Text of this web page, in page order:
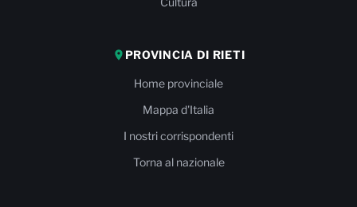
PROVINCIA DI RIETI
Home provinciale
Mappa d'Italia
I nostri corrispondenti
Torna al nazionale